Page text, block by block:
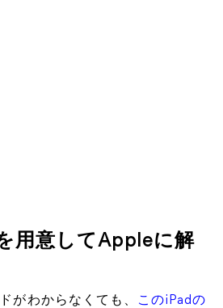
用意してAppleに解
がわからなくても、
このiPadの